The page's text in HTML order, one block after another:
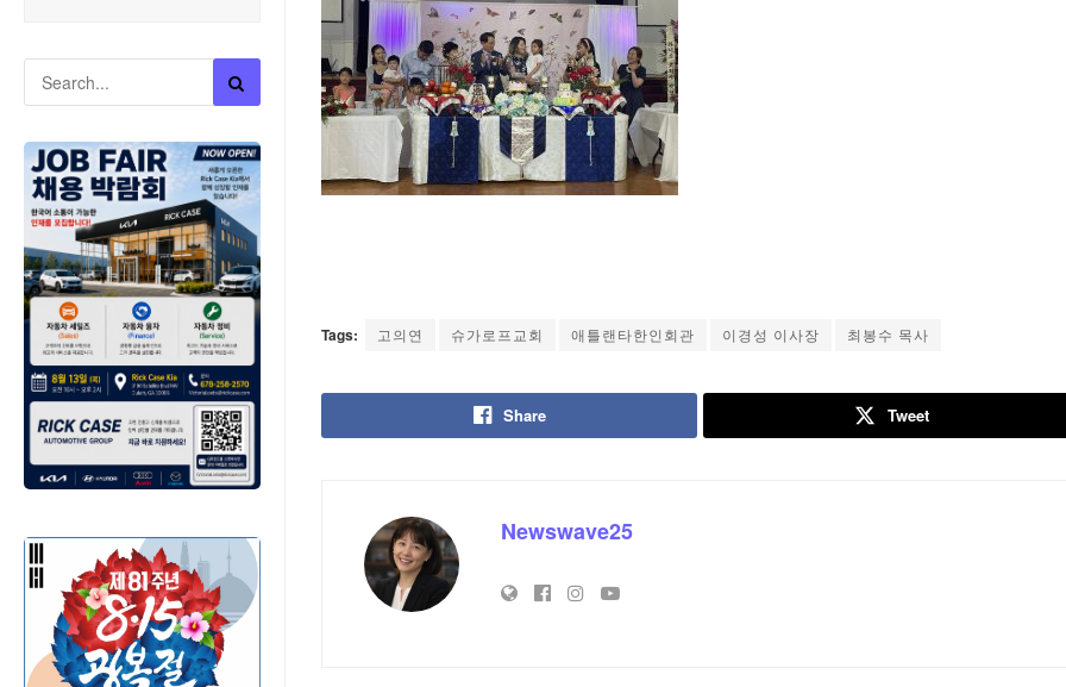
Tags: 고의연 슈가로프교회 애틀랜타한인회관 이경성 이사장 최봉수 목사
Share Tweet
Newswave25